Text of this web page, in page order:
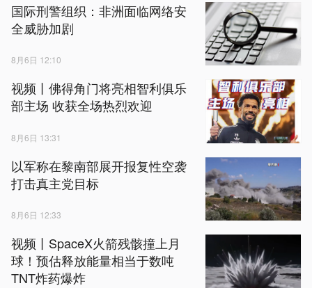
国际刑警组织：非洲面临网络安
全威胁加剧
8月6日 12:10
视频丨佛得角门将亮相智利俱乐
部主场 收获全场热烈欢迎
8月6日 13:31
以军称在黎南部展开报复性空袭
打击真主党目标
8月6日 12:33
视频丨SpaceX火箭残骸撞上月
球！预估释放能量相当于数吨
TNT炸药爆炸